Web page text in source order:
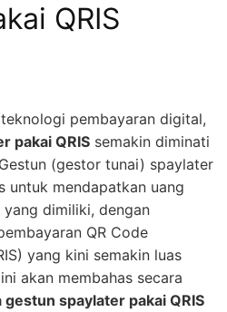
QRIS
pembayaran digital,
pakai QRIS semakin diminati
(gestor tunai) spaylater
untuk mendapatkan uang
dimiliki, dengan
QR Code
yang kini semakin luas
akan membahas secara
spaylater pakai QRIS